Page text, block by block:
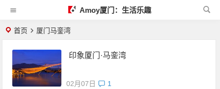
Amoy厦门：生活乐趣
首页 厦门马銮湾
印象厦门·马銮湾
02月07日 1